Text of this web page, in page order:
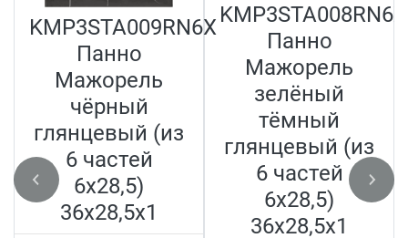
KMP3STA009RN6X
Панно
Мажорель
чёрный
глянцевый (из
6 частей
6х28,5)
36x28,5x1
KMP3STA008RN6X
Панно
Мажорель
зелёный
тёмный
глянцевый (из
6 частей
6х28,5)
36x28,5x1